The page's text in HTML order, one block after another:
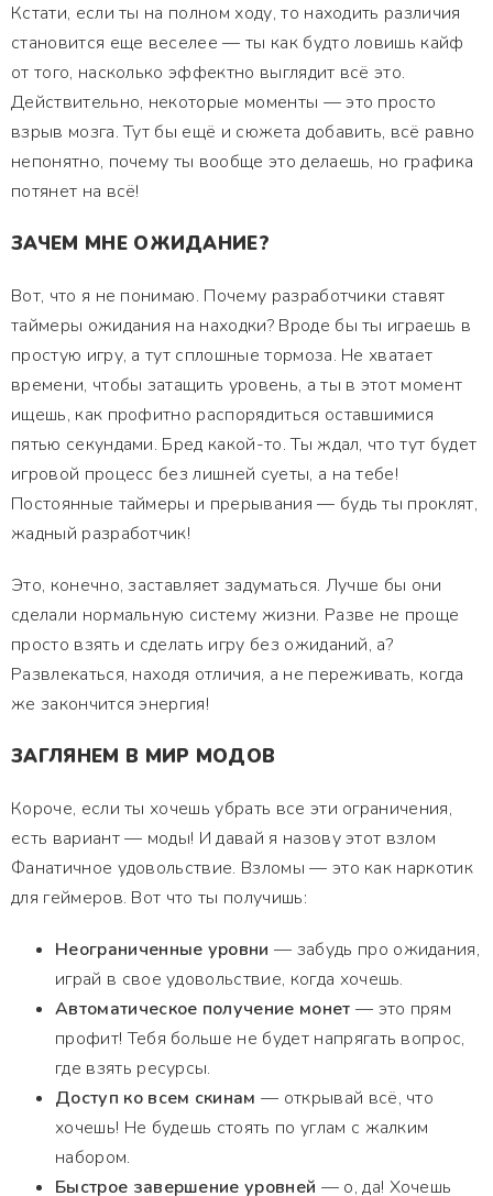
Кстати, если ты на полном ходу, то находить различия
становится еще веселее — ты как будто ловишь кайф
от того, насколько эффектно выглядит всё это.
Действительно, некоторые моменты — это просто
взрыв мозга. Тут бы ещё и сюжета добавить, всё равно
непонятно, почему ты вообще это делаешь, но графика
потянет на всё!
ЗАЧЕМ МНЕ ОЖИДАНИЕ?
Вот, что я не понимаю. Почему разработчики ставят
таймеры ожидания на находки? Вроде бы ты играешь в
простую игру, а тут сплошные тормоза. Не хватает
времени, чтобы затащить уровень, а ты в этот момент
ищешь, как профитно распорядиться оставшимися
пятью секундами. Бред какой-то. Ты ждал, что тут будет
игровой процесс без лишней суеты, а на тебе!
Постоянные таймеры и прерывания — будь ты проклят,
жадный разработчик!
Это, конечно, заставляет задуматься. Лучше бы они
сделали нормальную систему жизни. Разве не проще
просто взять и сделать игру без ожиданий, а?
Развлекаться, находя отличия, а не переживать, когда
же закончится энергия!
ЗАГЛЯНЕМ В МИР МОДОВ
Короче, если ты хочешь убрать все эти ограничения,
есть вариант — моды! И давай я назову этот взлом
Фанатичное удовольствие. Взломы — это как наркотик
для геймеров. Вот что ты получишь:
Неограниченные уровни — забудь про ожидания,
играй в свое удовольствие, когда хочешь.
Автоматическое получение монет — это прям
профит! Тебя больше не будет напрягать вопрос,
где взять ресурсы.
Доступ ко всем скинам — открывай всё, что
хочешь! Не будешь стоять по углам с жалким
набором.
Быстрое завершение уровней — о, да! Хочешь